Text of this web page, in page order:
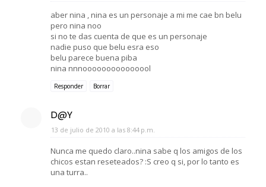
aber nina , nina es un personaje a mi me cae bn belu
pero nina noo
si no te das cuenta de que es un personaje
nadie puso que belu esra eso
belu parece buena piba
nina nnnooooooooooooool
Responder Borrar
D@Y
13 de julio de 2010 a las 8:44 p.m.
Nunca me quedo claro..nina sabe q los amigos de los
chicos estan reseteados? :S creo q si, por lo tanto es
una turra..